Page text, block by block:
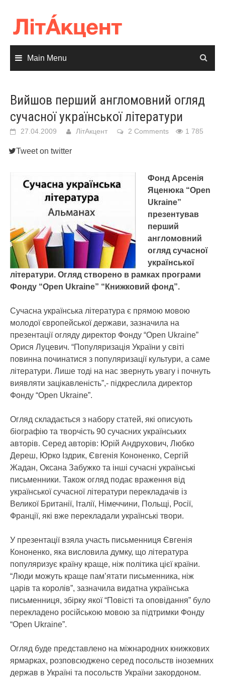
content
Main Menu
Вийшов перший англомовний огляд
сучасної української літератури
27.04.2009 ЛітАкцент 2 Comments 1 785
Tweet on twitter
Фонд Арсенія
Яценюка “Open
Ukraine”
презентував
перший
англомовний
огляд сучасної
української
літератури. Огляд створено в рамках програми
Фонду “Open Ukraine” “Книжковий фонд”.
Сучасна українська література є прямою мовою
молодої європейської держави, зазначила на
презентації огляду директор Фонду “Open Ukraine”
Орися Луцевич. “Популяризація України у світі
повинна починатися з популяризації культури, а саме
літератури. Лише тоді на нас звернуть увагу і почнуть
виявляти зацікавленість”,- підкреслила директор
Фонду “Open Ukraine”.
Огляд складається з набору статей, які описують
біографію та творчість 90 сучасних українських
авторів. Серед авторів: Юрій Андрухович, Любко
Дереш, Юрко Іздрик, Євгенія Кононенко, Сергій
Жадан, Оксана Забужко та інші сучасні українські
письменники. Також огляд подає враження від
української сучасної літератури перекладачів із
Великої Британії, Італії, Німеччини, Польщі, Росії,
Франції, які вже перекладали українські твори.
У презентації взяла участь письменниця Євгенія
Кононенко, яка висловила думку, що література
популяризує країну краще, ніж політика цієї країни.
“Люди можуть краще пам’ятати письменника, ніж
царів та королів”, зазначила видатна українська
письменниця, збірку якої “Повісті та оповідання” було
перекладено російською мовою за підтримки Фонду
“Open Ukraine”.
Огляд буде представлено на міжнародних книжкових
ярмарках, розповсюджено серед посольств іноземних
держав в Україні та посольств України закордоном.